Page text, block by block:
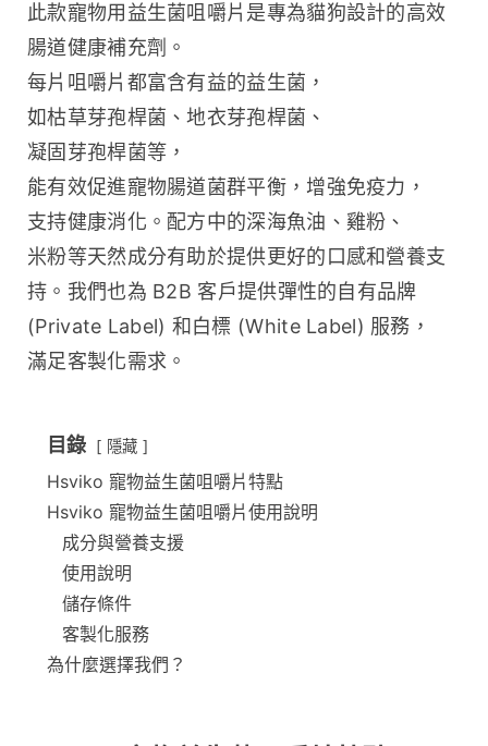
此款寵物用益生菌咀嚼片是專為貓狗設計的高效
腸道健康補充劑。
每片咀嚼片都富含有益的益生菌，
如枯草芽孢桿菌、地衣芽孢桿菌、
凝固芽孢桿菌等，
能有效促進寵物腸道菌群平衡，增強免疫力，
支持健康消化。配方中的深海魚油、雞粉、
米粉等天然成分有助於提供更好的口感和營養支
持。我們也為 B2B 客戶提供彈性的自有品牌
(Private Label) 和白標 (White Label) 服務，
滿足客製化需求。
目錄 隱藏
Hsviko 寵物益生菌咀嚼片特點
Hsviko 寵物益生菌咀嚼片使用說明
成分與營養支援
使用說明
儲存條件
客製化服務
為什麼選擇我們？